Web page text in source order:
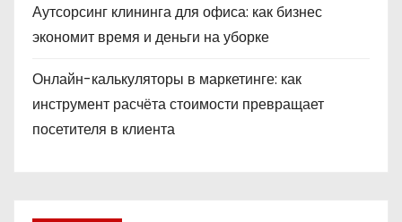
Аутсорсинг клининга для офиса: как бизнес
экономит время и деньги на уборке
Онлайн-калькуляторы в маркетинге: как
инструмент расчёта стоимости превращает
посетителя в клиента